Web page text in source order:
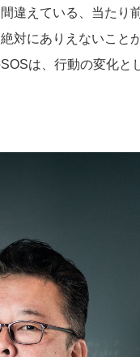
違えている、当たり
対にありえないこと
は、行動の変化と